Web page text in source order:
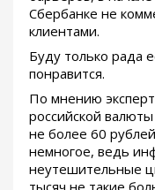
Сбербанке не
клиентами.
Буду только рада
понравится.
По мнению
российской
не более 60
немногое, ведь
неутешительные
тысяч не такие